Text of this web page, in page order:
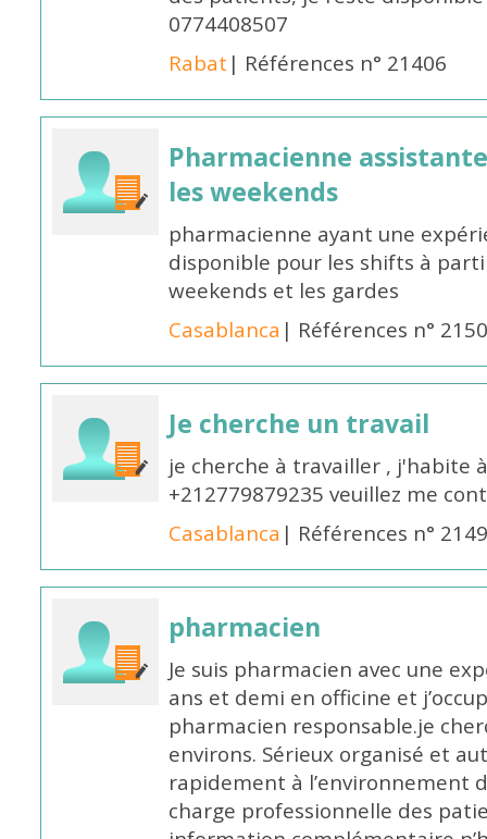
0774408507
Rabat | Références n° 21406
Pharmacienne
les weekends
pharmacienne ayant une
disponible pour les shifts à
weekends et les gardes
Casablanca | Références n°
Je cherche un travail
je cherche à travailler , j'habite
+212779879235 veuillez me
Casablanca | Références n°
pharmacien
Je suis pharmacien avec une
ans et demi en officine et
pharmacien responsable.je
environs. Sérieux organisé et
rapidement à l’environnement
charge professionnelle des